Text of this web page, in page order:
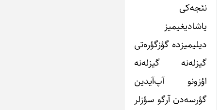
نئجه‌کی
یاشادیغیمیز
دیلیمیزده گؤزگؤره‌تی
گیزله‌نه گیزله‌نه
اؤزونو آپ‌آیدین
گؤرسه‌دن آرگو سؤزلر